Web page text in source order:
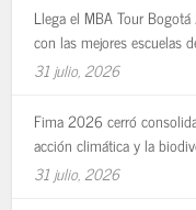
Llega el MBA Tour
con las mejores escuelas
31 julio, 2026
Fima 2026 cerró
acción climática y la
31 julio, 2026